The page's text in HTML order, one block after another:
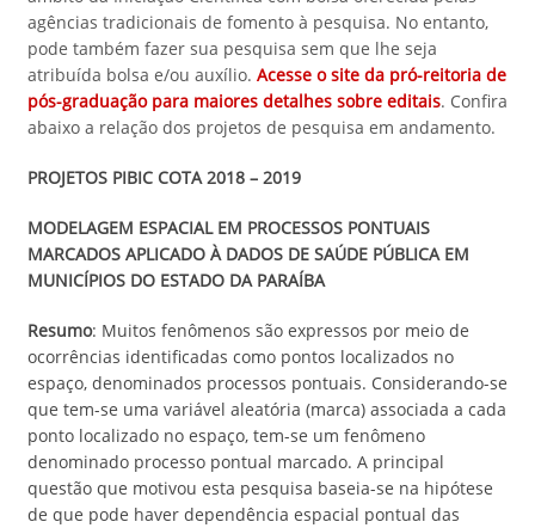
agências tradicionais de fomento à pesquisa. No entanto,
pode também fazer sua pesquisa sem que lhe seja
atribuída bolsa e/ou auxílio. Acesse o site da pró-reitoria de
pós-graduação para maiores detalhes sobre editais. Confira
abaixo a relação dos projetos de pesquisa em andamento.
PROJETOS PIBIC COTA 2018 – 2019
MODELAGEM ESPACIAL EM PROCESSOS PONTUAIS
MARCADOS APLICADO À DADOS DE SAÚDE PÚBLICA EM
MUNICÍPIOS DO ESTADO DA PARAÍBA
Resumo: Muitos fenômenos são expressos por meio de
ocorrências identificadas como pontos localizados no
espaço, denominados processos pontuais. Considerando-se
que tem-se uma variável aleatória (marca) associada a cada
ponto localizado no espaço, tem-se um fenômeno
denominado processo pontual marcado. A principal
questão que motivou esta pesquisa baseia-se na hipótese
de que pode haver dependência espacial pontual das